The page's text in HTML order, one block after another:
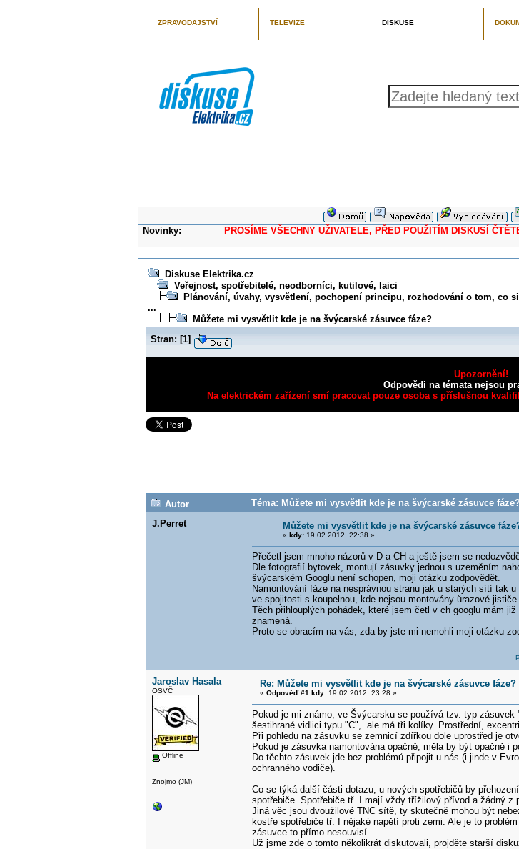
ZPRAVODAJSTVÍ TELEVIZE DISKUSE
Novinky: PROSÍME VŠECHNY UŽIVATELE, PŘED POUŽITÍM DISKUSÍ ČTĚTE
Diskuse Elektrika.cz
Veřejnost, spotřebitelé, neodborníci, kutilové, laici
Plánování, úvahy, vysvětlení, pochopení principu, rozhodování o tom, co
...
Můžete mi vysvětlit kde je na švýcarské zásuvce fáze?
Stran: [1]
Upozornění!
Odpovědi na témata nejsou
Na elektrickém zařízení smí pracovat pouze osoba s příslušnou
Autor
Téma: Můžete mi vysvětlit kde je na švýcarské zásuvce
J.Perret
Můžete mi vysvětlit kde je na švýcarské zásuvce
« kdy:19.02.2012, 22:38 »
Přečetl jsem mnoho názorů v D a CH a ještě jsem se
Dle fotografií bytovek, montují zásuvky jednou s uzeměním
švýcarském Googlu není schopen, moji otázku zodpovědět.
Namontování fáze na nesprávnou stranu jak u starých sítí tak
ve spojitosti s koupelnou, kde nejsou montovány ůrazové
Těch přihlouplých pohádek, které jsem četl v ch googlu mám
znamená.
Proto se obracím na vás, zda by jste mi nemohli moji otázku
Jaroslav Hasala
OSVČ
Offline
Znojmo (JM)
Re: Můžete mi vysvětlit kde je na švýcarské zásuvce fáze?
« Odpověď #1 kdy:19.02.2012, 23:28 »
Pokud je mi známo, ve Švýcarsku se používá tzv. typ
šestihrané vidlici typu "C", ale má tři kolíky. Prostřední,
Při pohledu na zásuvku se zemnicí zdířkou dole uprostřed je
Pokud je zásuvka namontována opačně, měla by být opačně i
Do těchto zásuvek jde bez problémů připojit u nás (i jinde v
ochranného vodiče).
Co se týká další části dotazu, u nových spotřebičů by
spotřebiče. Spotřebiče tř. I mají vždy třížilový přívod a žádný z
Jiná věc jsou dvoužilové TNC sítě, ty skutečně mohou být
kostře spotřebiče tř. I nějaké napětí proti zemi. Ale je to
zásuvce to přímo nesouvisí.
Už jsme zde o tomto několikrát diskutovali, projděte starší